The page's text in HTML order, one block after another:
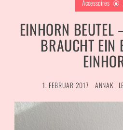
Accessoires
EINHORN BEUTEL
BRAUCHT EIN
1. FEBRUAR 2017 ANNAK